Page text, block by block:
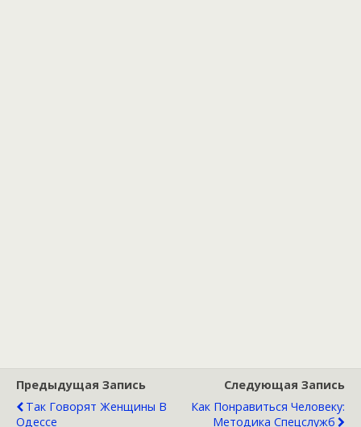
Предыдущая Запись
Так Говорят Женщины В
Одессе
Следующая Запись
Как Понравиться Человеку:
Методика Спецслужб